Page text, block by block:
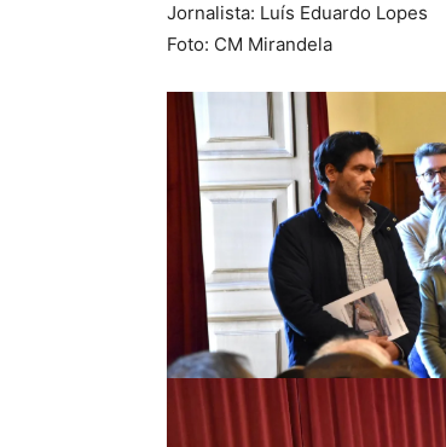
Jornalista: Luís Eduardo Lopes
Foto: CM Mirandela